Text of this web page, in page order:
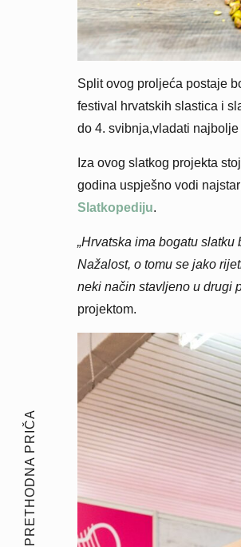
PRETHODNA PRIČA
Split ovog proljeća postaje
festival hrvatskih slastica i
do 4. svibnja,vladati
Iza ovog slatkog projekta
godina uspješno vodi
Slatkopediju.
„Hrvatska ima bogatu
Nažalost, o tomu se jako
neki način stavljeno u drugi
projektom.